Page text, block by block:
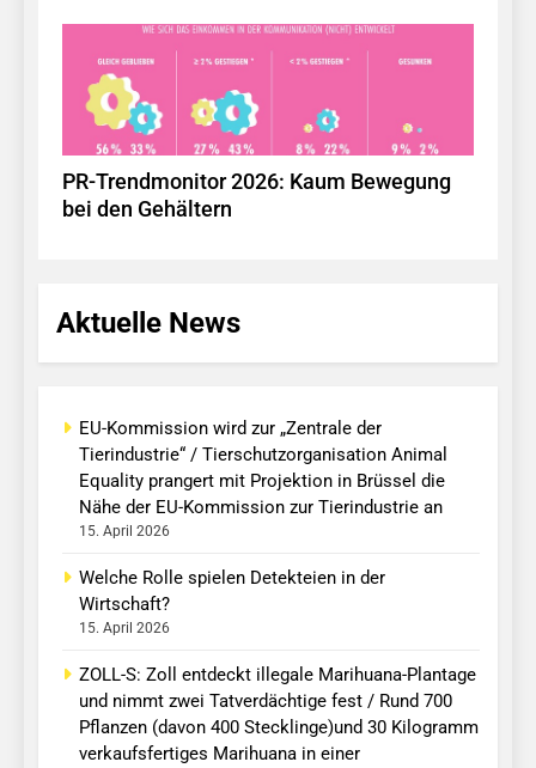
PR-Trendmonitor 2026: Kaum Bewegung
bei den Gehältern
Aktuelle News
EU-Kommission wird zur „Zentrale der
Tierindustrie“ / Tierschutzorganisation Animal
Equality prangert mit Projektion in Brüssel die
Nähe der EU-Kommission zur Tierindustrie an
15. April 2026
Welche Rolle spielen Detekteien in der
Wirtschaft?
15. April 2026
ZOLL-S: Zoll entdeckt illegale Marihuana-Plantage
und nimmt zwei Tatverdächtige fest / Rund 700
Pflanzen (davon 400 Stecklinge)und 30 Kilogramm
verkaufsfertiges Marihuana in einer